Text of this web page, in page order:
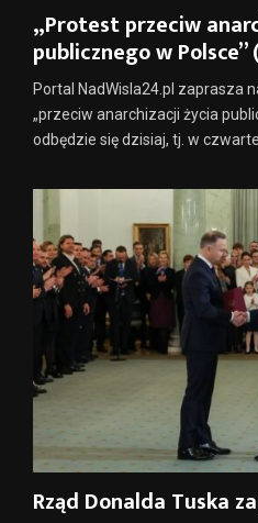
„Protest przeciw
publicznego w
Portal NadWisla24.pl zaprasza
„przeciw anarchizacji życia
odbędzie się dzisiaj, tj. w
Rząd Donalda Tuska